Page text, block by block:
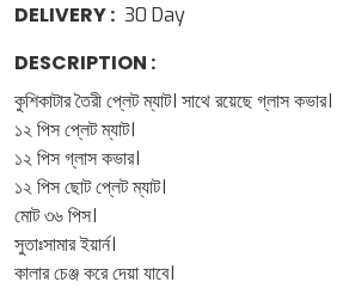
DELIVERY: 30 Day
DESCRIPTION :
কুশিকাটার তৈরী প্লেট ম্যাট। সাথে রয়েছে গ্লাস কভার।
১২ পিস প্লেট ম্যাট।
১২ পিস গ্লাস কভার।
১২ পিস ছোট প্লেট ম্যাট।
মোট ৩৬ পিস।
সুতাঃসামার ইয়ার্ন।
কালার চেঞ্জ করে দেয়া যাবে।